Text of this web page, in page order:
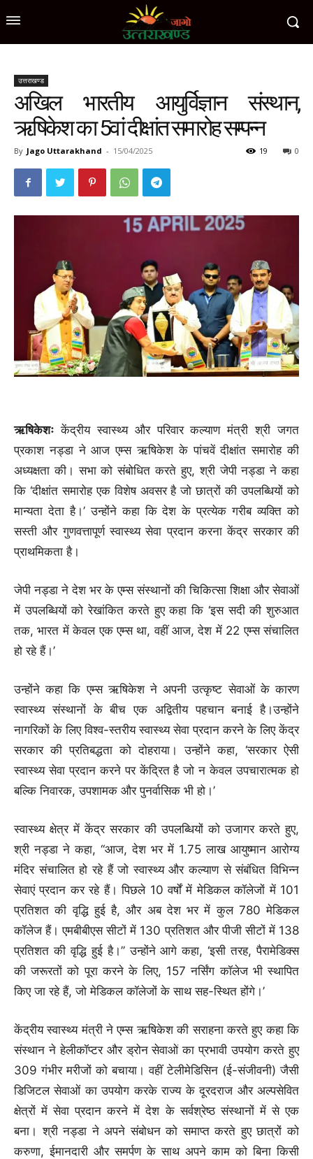
उत्तराखण्ड
अखिल भारतीय आयुर्विज्ञान संस्थान,
ऋषिकेश का 5वां दीक्षांत समारोह सम्पन्न
By Jago Uttarakhand - 15/04/2025 0
19
ऋषिकेशः केंद्रीय स्वास्थ्य और परिवार कल्याण मंत्री श्री जगत
प्रकाश नड्डा ने आज एम्स ऋषिकेश के पांचवें दीक्षांत समारोह की
अध्यक्षता की। सभा को संबोधित करते हुए, श्री जेपी नड्डा ने कहा
कि ‘दीक्षांत समारोह एक विशेष अवसर है जो छात्रों की उपलब्धियों को
मान्यता देता है।’ उन्होंने कहा कि देश के प्रत्येक गरीब व्यक्ति को
सस्ती और गुणवत्तापूर्ण स्वास्थ्य सेवा प्रदान करना केंद्र सरकार की
प्राथमिकता है।
जेपी नड्डा ने देश भर के एम्स संस्थानों की चिकित्सा शिक्षा और सेवाओं
में उपलब्धियों को रेखांकित करते हुए कहा कि ‘इस सदी की शुरुआत
तक, भारत में केवल एक एम्स था, वहीं आज, देश में 22 एम्स संचालित
हो रहे हैं।’
उन्होंने कहा कि एम्स ऋषिकेश ने अपनी उत्कृष्ट सेवाओं के कारण
स्वास्थ्य संस्थानों के बीच एक अद्वितीय पहचान बनाई है।उन्होंने
नागरिकों के लिए विश्व-स्तरीय स्वास्थ्य सेवा प्रदान करने के लिए केंद्र
सरकार की प्रतिबद्धता को दोहराया। उन्होंने कहा, ‘सरकार ऐसी
स्वास्थ्य सेवा प्रदान करने पर केंद्रित है जो न केवल उपचारात्मक हो
बल्कि निवारक, उपशामक और पुनर्वासिक भी हो।’
स्वास्थ्य क्षेत्र में केंद्र सरकार की उपलब्धियों को उजागर करते हुए,
श्री नड्डा ने कहा, ‘‘आज, देश भर में 1.75 लाख आयुष्मान आरोग्य
मंदिर संचालित हो रहे हैं जो स्वास्थ्य और कल्याण से संबंधित विभिन्न
सेवाएं प्रदान कर रहे हैं। पिछले 10 वर्षों में मेडिकल कॉलेजों में 101
प्रतिशत की वृद्धि हुई है, और अब देश भर में कुल 780 मेडिकल
कॉलेज हैं। एमबीबीएस सीटों में 130 प्रतिशत और पीजी सीटों में 138
प्रतिशत की वृद्धि हुई है।’’ उन्होंने आगे कहा, ‘इसी तरह, पैरामेडिक्स
की जरूरतों को पूरा करने के लिए, 157 नर्सिंग कॉलेज भी स्थापित
किए जा रहे हैं, जो मेडिकल कॉलेजों के साथ सह-स्थित होंगे।’
केंद्रीय स्वास्थ्य मंत्री ने एम्स ऋषिकेश की सराहना करते हुए कहा कि
संस्थान ने हेलीकॉप्टर और ड्रोन सेवाओं का प्रभावी उपयोग करते हुए
309 गंभीर मरीजों को बचाया। वहीं टेलीमेडिसिन (ई-संजीवनी) जैसी
डिजिटल सेवाओं का उपयोग करके राज्य के दूरदराज और अल्पसेवित
क्षेत्रों में सेवा प्रदान करने में देश के सर्वश्रेष्ठ संस्थानों में से एक
बना। श्री नड्डा ने अपने संबोधन को समाप्त करते हुए छात्रों को
करुणा, ईमानदारी और समर्पण के साथ अपने काम को बिना किसी